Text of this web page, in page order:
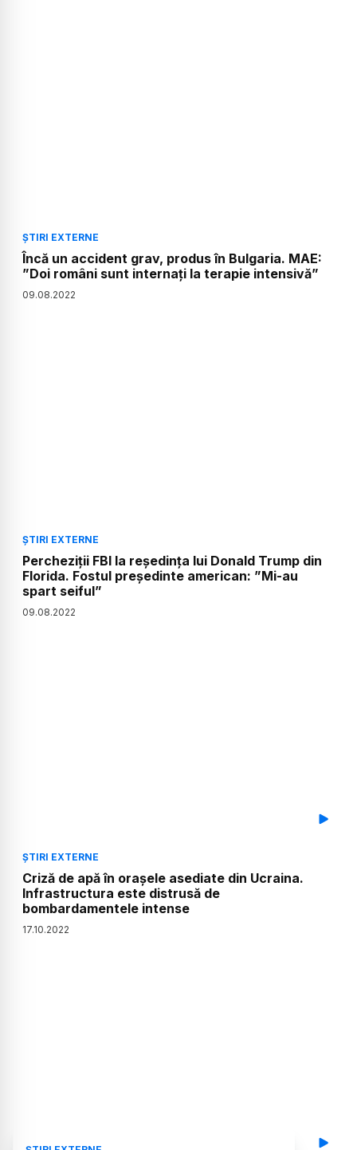
ȘTIRI EXTERNE
Încă un accident grav, produs în Bulgaria. MAE:
”Doi români sunt internați la terapie intensivă”
09.08.2022
ȘTIRI EXTERNE
Percheziții FBI la reședința lui Donald Trump din
Florida. Fostul președinte american: ”Mi-au
spart seiful”
09.08.2022
ȘTIRI EXTERNE
Criză de apă în orașele asediate din Ucraina.
Infrastructura este distrusă de
bombardamentele intense
17.10.2022